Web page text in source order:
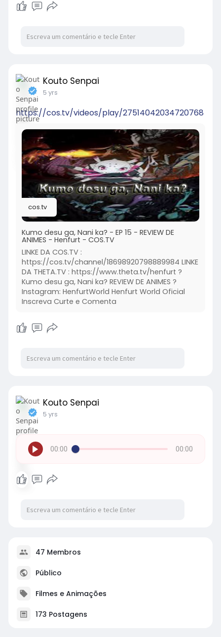
Kouto Senpai
5 yrs
https://cos.tv/videos/play/27514042034720768
cos.tv
Kumo desu ga, Nani ka? - EP 15 - REVIEW DE
ANIMES - Henfurt - COS.TV
LINKE DA COS.TV :
https://cos.tv/channel/18698920798889984 LINKE
DA THETA.TV : https://www.theta.tv/henfurt ?
Kumo desu ga, Nani ka? REVIEW DE ANIMES ?
Instagram: HenfurtWorld Henfurt World Oficial
Inscreva Curte e Comenta
Kouto Senpai
5 yrs
00:00 00:00
47 Membros
Público
Filmes e Animações
173 Postagens